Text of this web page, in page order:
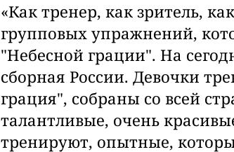
«Как тренер, как зритель,
групповых упражнений,
"Небесной грации". На
сборная России. Девочки
грация", собраны со всей
талантливые, очень
тренируют, опытные,